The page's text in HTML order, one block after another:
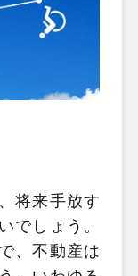
将来手放す
でしょう。
、不動産は